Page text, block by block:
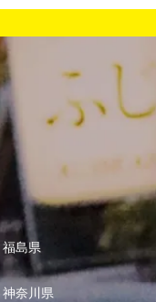
福島県
神奈川県